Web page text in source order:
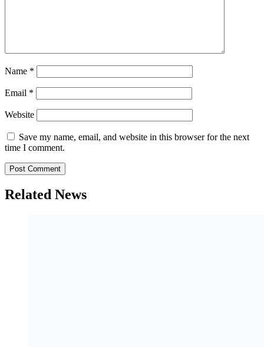
Name *
Email *
Website
Save my name, email, and website in this browser for the next
time I comment.
Related News